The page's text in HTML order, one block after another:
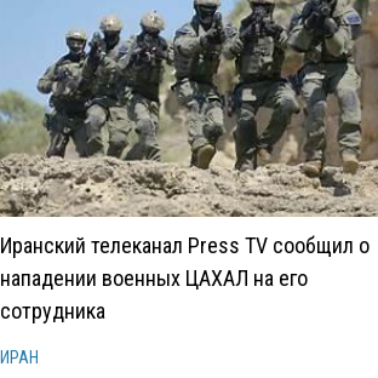
Иранский телеканал Press TV сообщил о
нападении военных ЦАХАЛ на его
сотрудника
ИРАН